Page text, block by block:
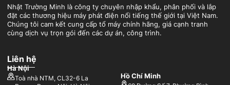
Nhật Trường Minh là công ty chuyên nhập khẩu, phân phối và lắp
đặt các thương hiệu máy phát điện nổi tiếng thế giới tại Việt Nam.
Chúng tôi cam kết cung cấp tổ máy chính hãng, giá cạnh tranh
cùng dịch vụ trọn gói đến các dự án, công trình.
Liên hệ
Hà Nội
Toà nhà NTM, CL32-6 La
Hồ Chí Minh